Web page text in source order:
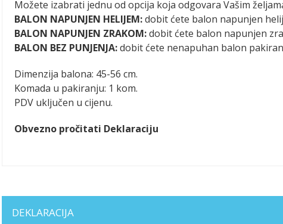
Možete izabrati jednu od opcija koja odgovara Vašim
BALON NAPUNJEN HELIJEM:dobit ćete balon napunjen
BALON NAPUNJEN ZRAKOM:dobit ćete balon napunjen
BALON BEZ PUNJENJA:dobit ćete nenapuhan balon
Dimenzija balona: 45-56 cm.
Komada u pakiranju: 1 kom.
PDV uključen u cijenu.
Obvezno pročitati Deklaraciju
DEKLARACIJA